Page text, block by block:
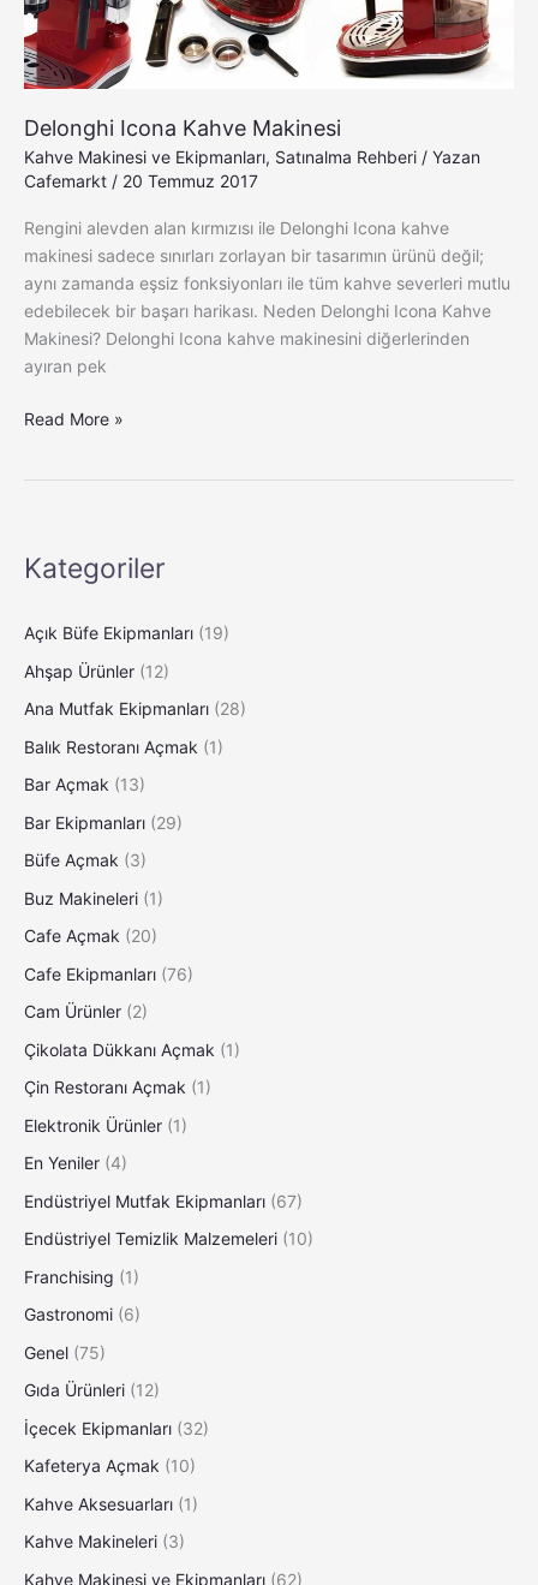
Delonghi Icona Kahve Makinesi
Kahve Makinesi ve Ekipmanları, Satınalma Rehberi / Yazan
Cafemarkt / 20 Temmuz 2017
Rengini alevden alan kırmızısı ile Delonghi Icona kahve
makinesi sadece sınırları zorlayan bir tasarımın ürünü değil;
aynı zamanda eşsiz fonksiyonları ile tüm kahve severleri mutlu
edebilecek bir başarı harikası. Neden Delonghi Icona Kahve
Makinesi? Delonghi Icona kahve makinesini diğerlerinden
ayıran pek
Read More »
Kategoriler
Açık Büfe Ekipmanları (19)
Ahşap Ürünler (12)
Ana Mutfak Ekipmanları (28)
Balık Restoranı Açmak (1)
Bar Açmak (13)
Bar Ekipmanları (29)
Büfe Açmak (3)
Buz Makineleri (1)
Cafe Açmak (20)
Cafe Ekipmanları (76)
Cam Ürünler (2)
Çikolata Dükkanı Açmak (1)
Çin Restoranı Açmak (1)
Elektronik Ürünler (1)
En Yeniler (4)
Endüstriyel Mutfak Ekipmanları (67)
Endüstriyel Temizlik Malzemeleri (10)
Franchising (1)
Gastronomi (6)
Genel (75)
Gıda Ürünleri (12)
İçecek Ekipmanları (32)
Kafeterya Açmak (10)
Kahve Aksesuarları (1)
Kahve Makineleri (3)
Kahve Makinesi ve Ekipmanları (62)